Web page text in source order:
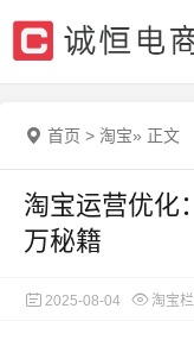
首页 > 淘宝» 正文
淘宝运营优化
万秘籍
2025-08-04 淘宝